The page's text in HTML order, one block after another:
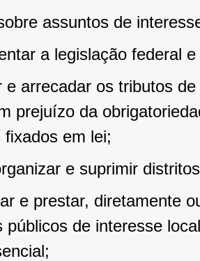
assuntos de
a legislação federal
e arrecadar os tributos
prejuízo da
em lei;
e suprimir
e prestar, diretamente
públicos de interesse